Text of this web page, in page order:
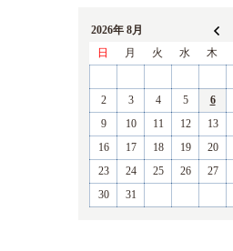
2026年 8月
日
月 火 水 木
2
3 4 5 6
9
10 11 12 13
16
17 18 19 20
23
24 25 26 27
30
31